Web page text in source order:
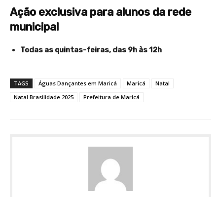
Ação exclusiva para alunos da rede
municipal
Todas as quintas-feiras, das 9h às 12h
TAGS Águas Dançantes em Maricá Maricá
Natal
Natal Brasilidade 2025
Prefeitura de Maricá